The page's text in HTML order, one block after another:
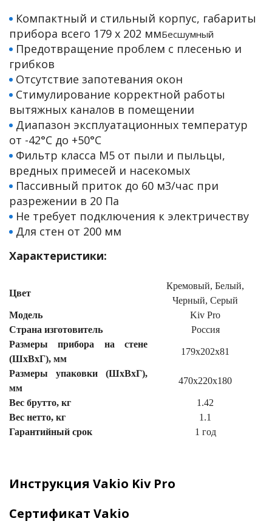
систем
Delta
ИБП
для газовых и
отопления
питания
котла
и продвинутых
защита)
и
Компактный и стильный корпус, габариты
прибора всего 179 х 202 ммБесшумный
Предотвращение проблем с плесенью и
грибков
Отсутствие запотевания окон
Стимулирование корректной работы
вытяжных каналов в помещении
Диапазон эксплуатационных температур
от -42°С до +50°С
Фильтр класса M5 от пыли и пыльцы,
вредных примесей и насекомых
Пассивный приток до 60 м3/час при
разрежении в 20 Па
Не требует подключения к электричеству
Для стен от 200 мм
Характеристики:
Цвет
Кремовый, Белый,
Черный, Серый
Модель
Kiv Pro
Страна изготовитель
Россия
Размеры прибора на стене
(ШхВхГ), мм
179х202х81
Размеры упаковки (ШхВхГ),
мм
470x220x180
Вес брутто, кг
1.42
Вес нетто, кг
1.1
Гарантийный срок
1 год
Инструкция Vakio Kiv Pro
Сертификат Vakio